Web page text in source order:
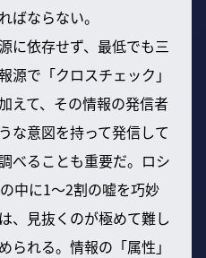
ばならない。
に依存せず、最低でも三
源で「クロスチェック」
えて、その情報の発信者
な意図を持って発信して
べることも重要だ。ロシ
中に1〜2割の嘘を巧妙
、見抜くのが極めて難し
られる。情報の「属性」